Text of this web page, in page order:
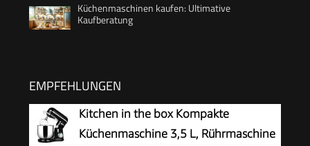
Küchenmaschinen kaufen: Ultimative
Kaufberatung
EMPFEHLUNGEN
Kitchen in the box Kompakte
Küchenmaschine 3,5 L, Rührmaschine